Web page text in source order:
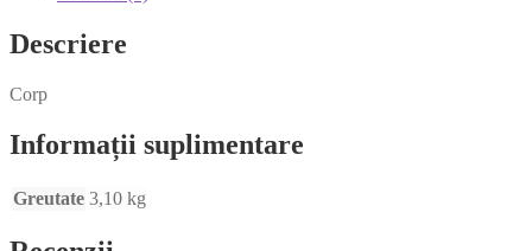
Descriere
Corp
Informații suplimentare
Greutate 3,10 kg